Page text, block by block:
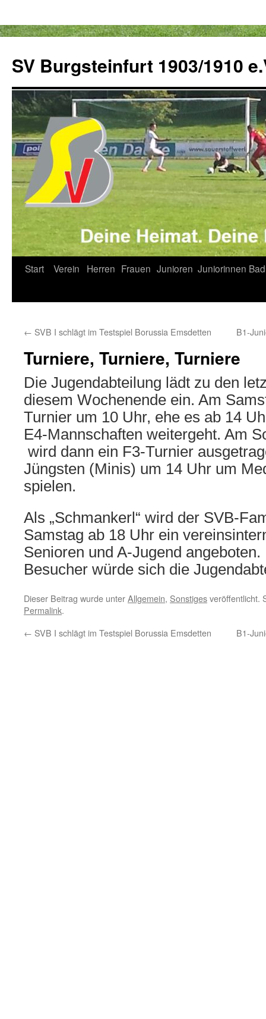
springen
SV Burgsteinfurt 1903/1910
Start Verein Herren Frauen Junioren Juniorinnen
← SVB I schlägt im Testspiel Borussia Emsdetten B1-
Turniere, Turniere, Turniere
Die Jugendabteilung lädt zu den
diesem Wochenende ein. Am
Turnier um 10 Uhr, ehe es ab 14
E4-Mannschaften weitergeht. Am
wird dann ein F3-Turnier
Jüngsten (Minis) um 14 Uhr um
spielen.
Als „Schmankerl“ wird der SVB-
Samstag ab 18 Uhr ein
Senioren und A-Jugend
Besucher würde sich die
Dieser Beitrag wurde unterAllgemein, Sonstigesveröffentlicht.
Permalink.
← SVB I schlägt im Testspiel Borussia Emsdetten B1-